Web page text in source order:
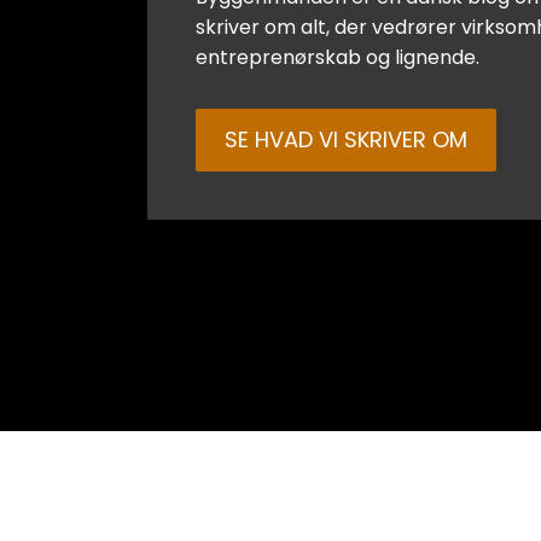
skriver om alt, der vedrører
entreprenørskab og lignende.
SE HVAD VI SKRIVER OM